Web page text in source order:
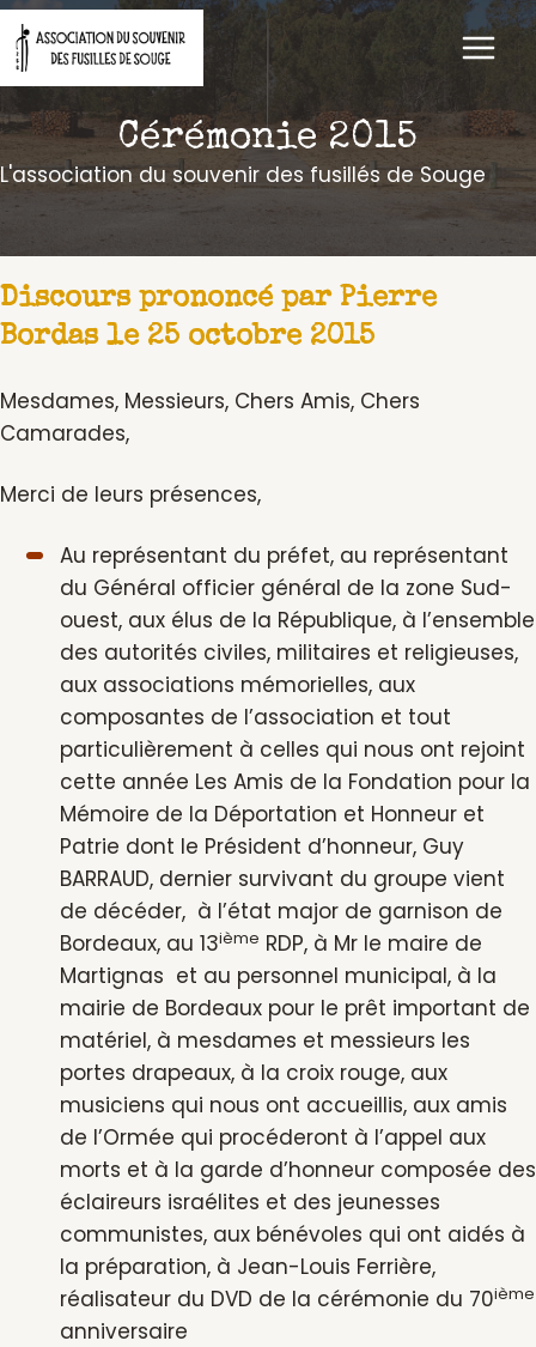
Aller
au
contenu
Cérémonie 2015
L'association du souvenir des fusillés de Souge
Discours prononcé par Pierre
Bordas le 25 octobre 2015
Mesdames, Messieurs, Chers Amis, Chers
Camarades,
Merci de leurs présences,
Au représentant du préfet, au représentant
du Général officier général de la zone Sud-
ouest, aux élus de la République, à l’ensemble
des autorités civiles, militaires et religieuses,
aux associations mémorielles, aux
composantes de l’association et tout
particulièrement à celles qui nous ont rejoint
cette année Les Amis de la Fondation pour la
Mémoire de la Déportation et Honneur et
Patrie dont le Président d’honneur, Guy
BARRAUD, dernier survivant du groupe vient
de décéder, à l’état major de garnison de
Bordeaux, au 13ième RDP, à Mr le maire de
Martignas et au personnel municipal, à la
mairie de Bordeaux pour le prêt important de
matériel, à mesdames et messieurs les
portes drapeaux, à la croix rouge, aux
musiciens qui nous ont accueillis, aux amis
de l’Ormée qui procéderont à l’appel aux
morts et à la garde d’honneur composée des
éclaireurs israélites et des jeunesses
communistes, aux bénévoles qui ont aidés à
la préparation, à Jean-Louis Ferrière,
réalisateur du DVD de la cérémonie du 70ième
anniversaire